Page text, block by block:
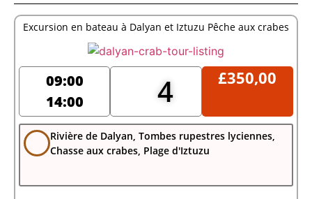
Excursion en bateau à Dalyan et Iztuzu Pêche aux crabes
09:00
14:00
4 £350,00
Rivière de Dalyan, Tombes rupestres lyciennes,
Chasse aux crabes, Plage d'Iztuzu